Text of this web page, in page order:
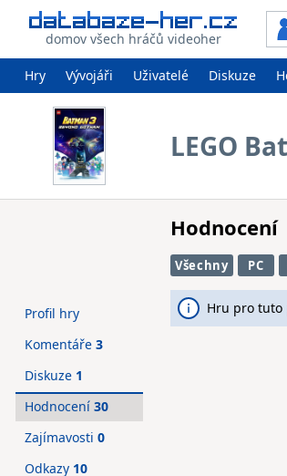
domov všech hráčů videoher
Hry Vývojáři Uživatelé Diskuze
LEGO
Hodnocení
Všechny PC
Hru pro
Profil hry
Komentáře 3
Diskuze 1
Hodnocení 30
Zajímavosti 0
Odkazy 10